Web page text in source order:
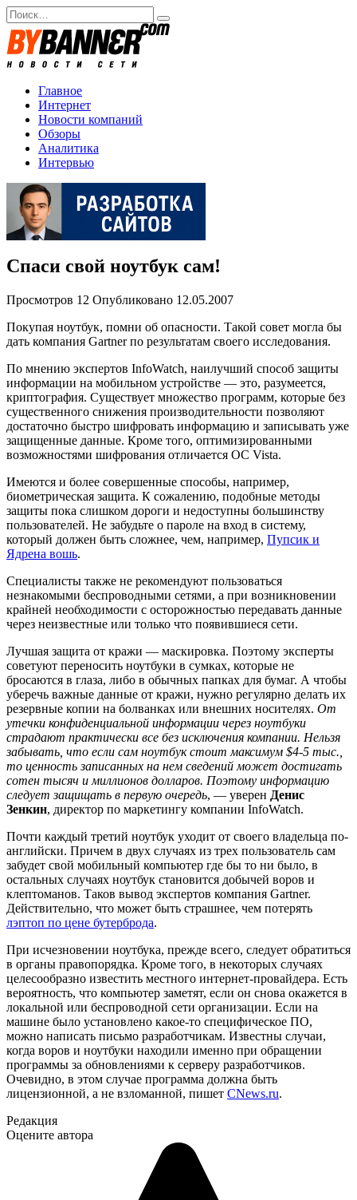
Перейти
к
содержанию
Search
for:
Главное
Интернет
Новости компаний
Обзоры
Аналитика
Интервью
Спаси свой ноутбук сам!
Просмотров 12 Опубликовано 12.05.2007
Покупая ноутбук, помни об опасности. Такой совет могла бы
дать компания Gartner по результатам своего исследования.
По мнению экспертов InfoWatch, наилучший способ защиты
информации на мобильном устройстве — это, разумеется,
криптография. Существует множество программ, которые без
существенного снижения производительности позволяют
достаточно быстро шифровать информацию и записывать уже
защищенные данные. Кроме того, оптимизированными
возможностями шифрования отличается ОС Vista.
Имеются и более совершенные способы, например,
биометрическая защита. К сожалению, подобные методы
защиты пока слишком дороги и недоступны большинству
пользователей. Не забудьте о пароле на вход в систему,
который должен быть сложнее, чем, например, Пупсик и
Ядрена вошь.
Специалисты также не рекомендуют пользоваться
незнакомыми беспроводными сетями, а при возникновении
крайней необходимости с осторожностью передавать данные
через неизвестные или только что появившиеся сети.
Лучшая защита от кражи — маскировка. Поэтому эксперты
советуют переносить ноутбуки в сумках, которые не
бросаются в глаза, либо в обычных папках для бумаг. А чтобы
уберечь важные данные от кражи, нужно регулярно делать их
резервные копии на болванках или внешних носителях. От
утечки конфиденциальной информации через ноутбуки
страдают практически все без исключения компании. Нельзя
забывать, что если сам ноутбук стоит максимум $4-5 тыс.,
то ценность записанных на нем сведений может достигать
сотен тысяч и миллионов долларов. Поэтому информацию
следует защищать в первую очередь, — уверен Денис
Зенкин, директор по маркетингу компании InfoWatch.
Почти каждый третий ноутбук уходит от своего владельца по-
английски. Причем в двух случаях из трех пользователь сам
забудет свой мобильный компьютер где бы то ни было, в
остальных случаях ноутбук становится добычей воров и
клептоманов. Таков вывод экспертов компания Gartner.
Действительно, что может быть страшнее, чем потерять
лэптоп по цене бутерброда.
При исчезновении ноутбука, прежде всего, следует обратиться
в органы правопорядка. Кроме того, в некоторых случаях
целесообразно известить местного интернет-провайдера. Есть
вероятность, что компьютер заметят, если он снова окажется в
локальной или беспроводной сети организации. Если на
машине было установлено какое-то специфическое ПО,
можно написать письмо разработчикам. Известны случаи,
когда воров и ноутбуки находили именно при обращении
программы за обновлениями к серверу разработчиков.
Очевидно, в этом случае программа должна быть
лицензионной, а не взломанной, пишет CNews.ru.
Редакция
Оцените автора